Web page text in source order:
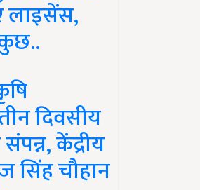
लाइसेंस,
दिवसीय
केंद्रीय
सिंह चौहान